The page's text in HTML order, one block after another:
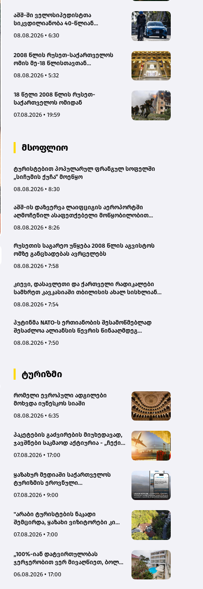
აშშ-ში ველოსიპედისტთა
სიკვდილიანობა 40-წლიან
08.08.2026 • 6:30
2008 წლის რუსეთ-საქართველოს
ომის მე-18 წლისთავთან
შენობებზე სახელმწიფო დროშები
08.08.2026 • 5:32
18 წელი 2008 წლის რუსეთ-
საქართველოს ომიდან
07.08.2026 • 19:59
მსოფლიო
ტურისტებით პოპულარულ ფრანგულ სოფელში
„სიჩუმის ქუჩა“ მოეწყო
08.08.2026 • 8:30
აშშ-ის დაზვერვა ლაიფციგის აეროპორტში
აღმოჩენილ ასაფეთქებელი მოწყობილობით
08.08.2026 • 8:26
რუსეთის საგარეო უწყება 2008 წლის აგვისტოს
ომზე განცხადებას ავრცელებს
08.08.2026 • 7:58
კიევი, დასავლეთი და ქართველი რადიკალები
სამხრეთ კავკასიაში თბილისის ახალ სისხლიან
საგარეო
08.08.2026 • 7:54
პუტინმა NATO-ს ერთიანობის შესამოწმებლად
შესაძლოა ალიანსის წევრის წინააღმდეგ
08.08.2026 • 7:50
ტურიზმი
რომელი ევროპული ადგილები
მოხვდა იუნესკოს სიაში
08.08.2026 • 6:35
პაკეტების გაძვირების მიუხედავად,
ჯავშნები საკმაოდ აქტიურია - „ჩექინ
07.08.2026 • 17:00
ყაზახურ მედიაში საქართველოს
ტურიზმის ეროვნული
კამპანიის ფარგლებში სტატიები
07.08.2026 • 9:00
"არაბი ტურისტების ნაკადი
შემცირდა, ყაზახი ვიზიტორები კი
Hotel
07.08.2026 • 7:00
„100%-იან დატვირთულობას
ჯერჯერობით ვერ მივაღწიეთ, ბოლო
გაუქმდა“ - Kobuleti Beach Club
06.08.2026 • 17:00